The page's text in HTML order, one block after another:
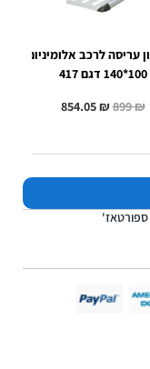
עריסה לרכב אלומיניום
100*140 דגם 417
899₪
854.05₪
ספורטאז'